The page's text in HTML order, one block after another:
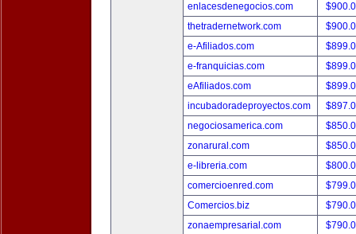
enlacesdenegocios.com
thetradernetwork.com
e-Afiliados.com
e-franquicias.com
eAfiliados.com
incubadoradeproyectos.com
negociosamerica.com
zonarural.com
e-libreria.com
comercioenred.com
Comercios.biz
zonaempresarial.com